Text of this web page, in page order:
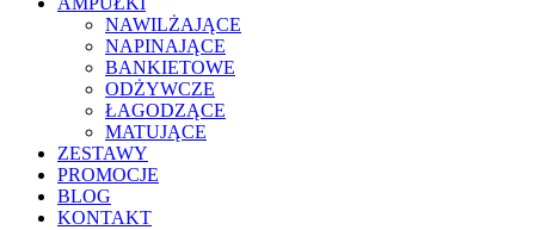
NAWILŻAJĄCE
NAPINAJĄCE
BANKIETOWE
ODŻYWCZE
ŁAGODZĄCE
MATUJĄCE
ZESTAWY
PROMOCJE
BLOG
KONTAKT